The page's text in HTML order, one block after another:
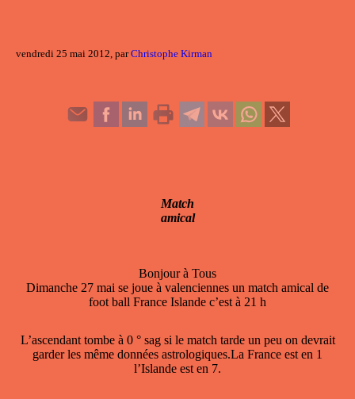
vendredi 25 mai 2012, parChristophe Kirman
Match
amical
Bonjour à Tous
Dimanche 27 mai se joue à valenciennes un match amical de
foot ball France Islande c’est à 21 h
L’ascendant tombe à 0 ° sag si le match tarde un peu on devrait
garder les même données astrologiques.La France est en 1
l’Islande est en 7.